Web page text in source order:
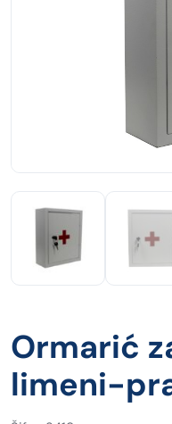
Ormarić
limeni-